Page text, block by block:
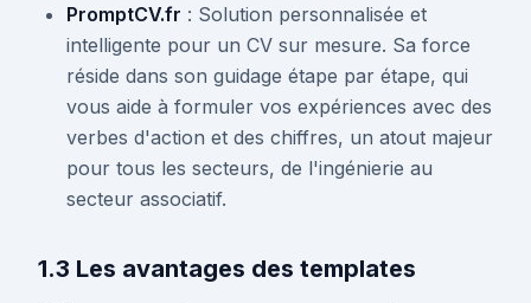
PromptCV.fr : Solution personnalisée et
intelligente pour un CV sur mesure. Sa force
réside dans son guidage étape par étape, qui
vous aide à formuler vos expériences avec des
verbes d'action et des chiffres, un atout majeur
pour tous les secteurs, de l'ingénierie au
secteur associatif.
1.3 Les avantages des templates